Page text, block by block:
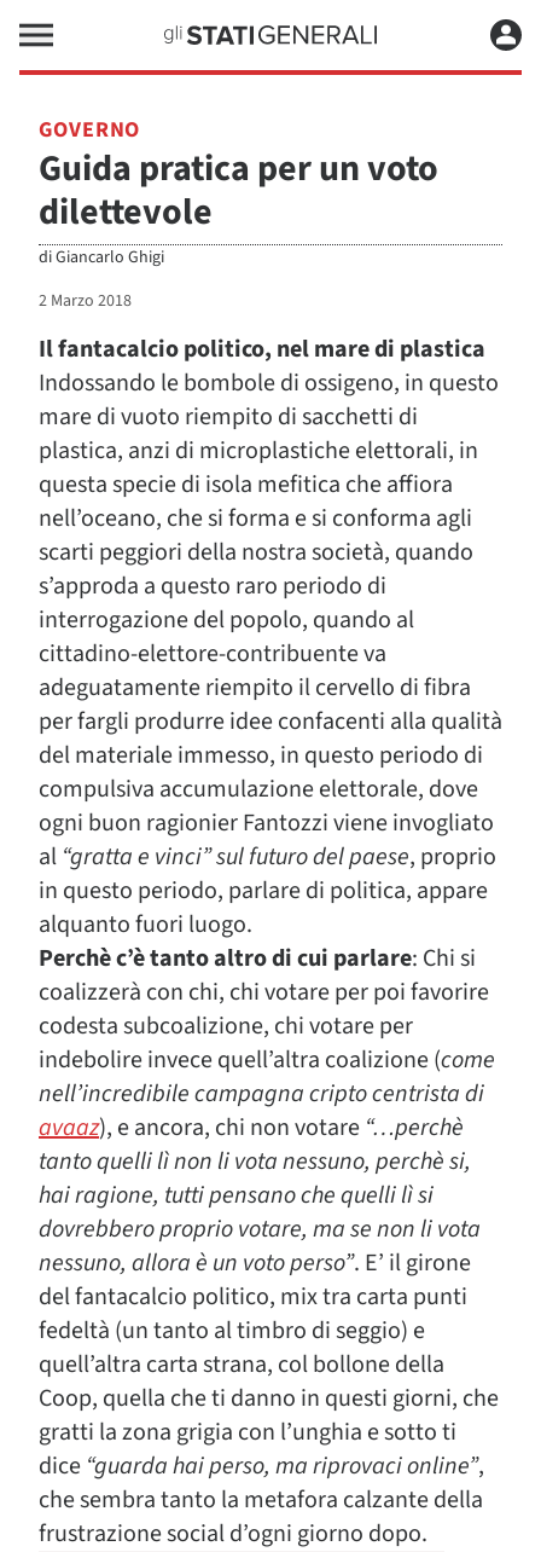
GOVERNO
Guida pratica per un voto
dilettevole
diGiancarlo Ghigi
2 Marzo 2018
Il fantacalcio politico, nel mare di plastica
Indossando le bombole di ossigeno, in questo
mare di vuoto riempito di sacchetti di
plastica, anzi di microplastiche elettorali, in
questa specie di isola mefitica che affiora
nell’oceano, che si forma e si conforma agli
scarti peggiori della nostra società, quando
s’approda a questo raro periodo di
interrogazione del popolo, quando al
cittadino-elettore-contribuente va
adeguatamente riempito il cervello di fibra
per fargli produrre idee confacenti alla qualità
del materiale immesso, in questo periodo di
compulsiva accumulazione elettorale, dove
ogni buon ragionier Fantozzi viene invogliato
al “gratta e vinci” sul futuro del paese, proprio
in questo periodo, parlare di politica, appare
alquanto fuori luogo.
Perchè c’è tanto altro di cui parlare: Chi si
coalizzerà con chi, chi votare per poi favorire
codesta subcoalizione, chi votare per
indebolire invece quell’altra coalizione (come
nell’incredibile campagna cripto centrista di
avaaz), e ancora, chi non votare “…perchè
tanto quelli lì non li vota nessuno, perchè si,
hai ragione, tutti pensano che quelli lì si
dovrebbero proprio votare, ma se non li vota
nessuno, allora è un voto perso”. E’ il girone
delfantacalcio politico, mix tra carta punti
fedeltà (un tanto al timbro di seggio) e
quell’altra carta strana, col bollone della
Coop, quella che ti danno in questi giorni, che
gratti la zona grigia con l’unghia e sotto ti
dice “guarda hai perso, ma riprovaci online”,
che sembra tanto la metafora calzante della
frustrazione social d’ogni giorno dopo.